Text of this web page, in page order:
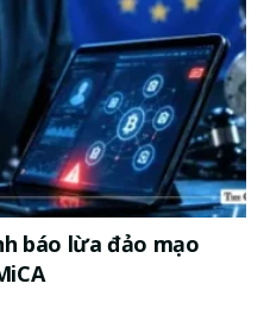
báo lừa đảo mạo